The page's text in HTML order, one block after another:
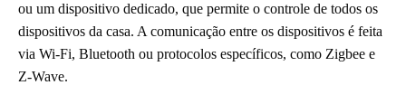
ou um dispositivo dedicado, que permite o controle de todos os
dispositivos da casa. A comunicação entre os dispositivos é feita
via Wi-Fi, Bluetooth ou protocolos específicos, como Zigbee e
Z-Wave.